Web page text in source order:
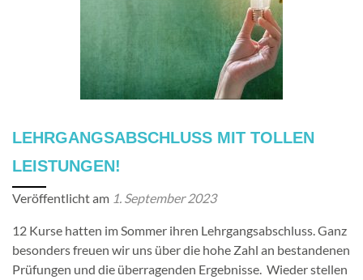
LEHRGANGSABSCHLUSS MIT TOLLEN
LEISTUNGEN!
Veröffentlicht am 1. September 2023
12 Kurse hatten im Sommer ihren Lehrgangsabschluss. Ganz
besonders freuen wir uns über die hohe Zahl an bestandenen
Prüfungen und die überragenden Ergebnisse. Wieder stellen